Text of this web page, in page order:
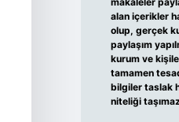
alan içerikler
olup, gerçek
paylaşım
kurum ve
tamamen
bilgiler taslak
niteliği